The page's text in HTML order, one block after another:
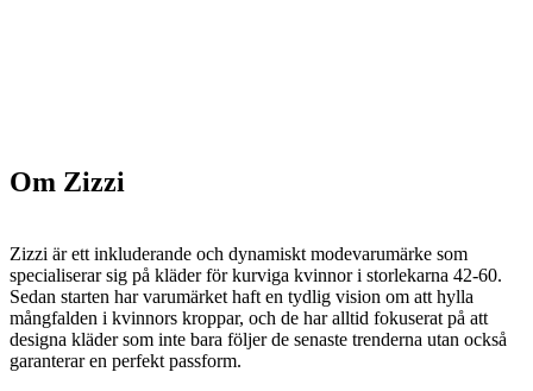
Om Zizzi
Zizzi är ett inkluderande och dynamiskt modevarumärke som
specialiserar sig på kläder för kurviga kvinnor i storlekarna 42-60.
Sedan starten har varumärket haft en tydlig vision om att hylla
mångfalden i kvinnors kroppar, och de har alltid fokuserat på att
designa kläder som inte bara följer de senaste trenderna utan också
garanterar en perfekt passform.